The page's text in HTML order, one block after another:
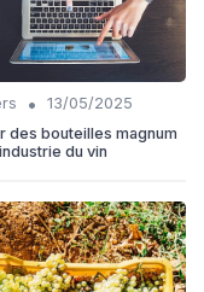
•
13/05/2025
des bouteilles magnum
du vin